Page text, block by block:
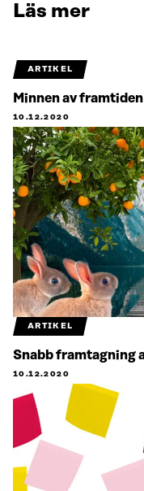
Läs mer
ARTIKEL
Minnen av framtiden
10.12.2020
ARTIKEL
Snabb framtagning
10.12.2020